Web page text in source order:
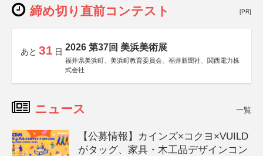
締め切り直前コンテスト [PR]
あと 31 日 2026 第37回 美浜美術展
福井県美浜町、美浜町教育委員会、福井新聞社、関西電力株
式会社
ニュース 一覧
【公募情報】カインズ×コクヨ×VUILD
がタッグ、家具・木工品デザインコン